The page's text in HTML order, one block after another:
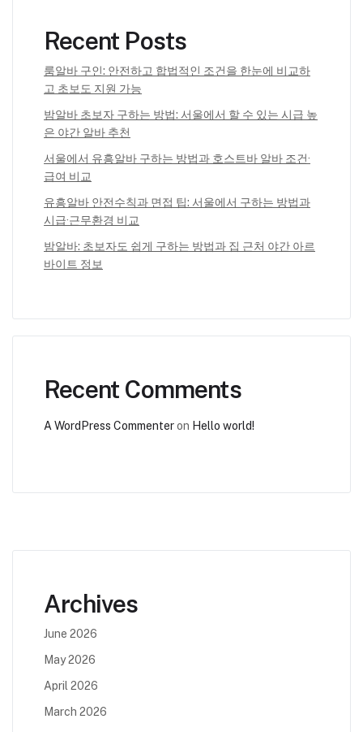
Recent Posts
룸알바 구인: 안전하고 합법적인 조건을 한눈에 비교하
고 초보도 지원 가능
밤알바 초보자 구하는 방법: 서울에서 할 수 있는 시급 높
은 야간 알바 추천
서울에서 유흥알바 구하는 방법과 호스트바 알바 조건·
급여 비교
유흥알바 안전수칙과 면접 팁: 서울에서 구하는 방법과
시급·근무환경 비교
밤알바: 초보자도 쉽게 구하는 방법과 집 근처 야간 아르
바이트 정보
Recent Comments
A WordPress Commenteron Hello world!
Archives
June 2026
May 2026
April 2026
March 2026